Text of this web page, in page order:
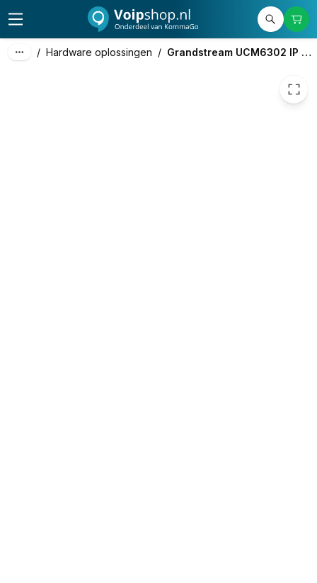
/ Hardware oplossingen / Grandstream UCM6302 IP PBX
excl. btw
incl. btw